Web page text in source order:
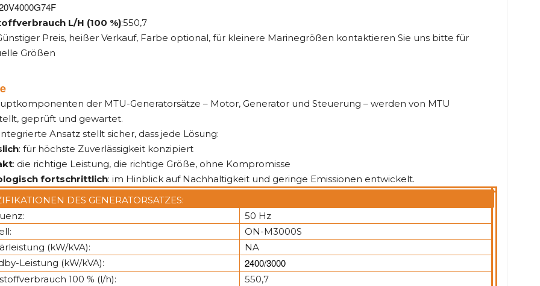
L/H (100 %):550,7
Preis, heißer Verkauf, Farbe optional, für kleinere Marinegrößen kontaktieren Sie uns bitte für
Größen
der MTU-Generatorsätze – Motor, Generator und Steuerung – werden von MTU
geprüft und gewartet.
Ansatz stellt sicher, dass jede Lösung:
: für höchste Zuverlässigkeit konzipiert
: die richtige Leistung, die richtige Größe, ohne Kompromisse
fortschrittlich: im Hinblick auf Nachhaltigkeit und geringe Emissionen entwickelt.
DES GENERATORSATZES:
50 Hz
ON-M3000S
(kW/kVA):
NA
Leistung (kW/kVA):
2400/3000
100 % (l/h):
550,7